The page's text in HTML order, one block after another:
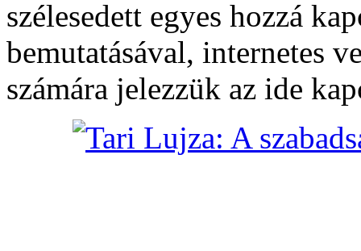
szélesedett egyes hozzá
bemutatásával, internetes
számára jelezzük az ide